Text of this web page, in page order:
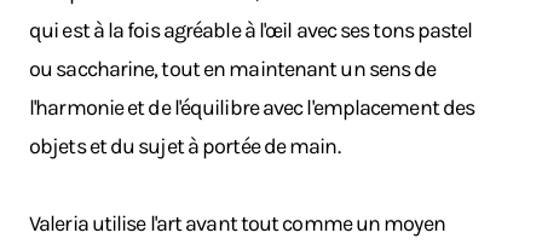
qui est à la fois agréable à l'œil avec ses tons pastel
ou saccharine, tout en maintenant un sens de
l'harmonie et de l'équilibre avec l'emplacement des
objets et du sujet à portée de main.
Valeria utilise l'art avant tout comme un moyen